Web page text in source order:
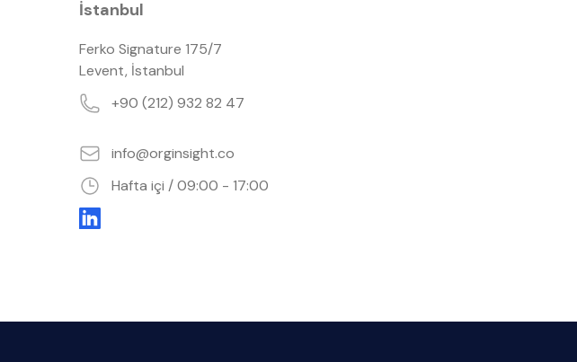
İstanbul
Ferko Signature 175/7
Levent, İstanbul
+90 (212) 932 82 47
info@orginsight.co
Hafta içi / 09:00 - 17:00
LinkedIn